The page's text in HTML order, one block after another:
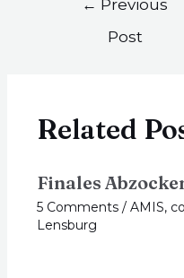
← Previous
Post
Related
Finales
5 Comments /AMIS,
Lensburg